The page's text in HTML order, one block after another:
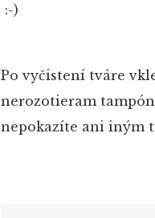
:-)
Po vyčistení tváre
nerozotieram
nepokazíte ani iným